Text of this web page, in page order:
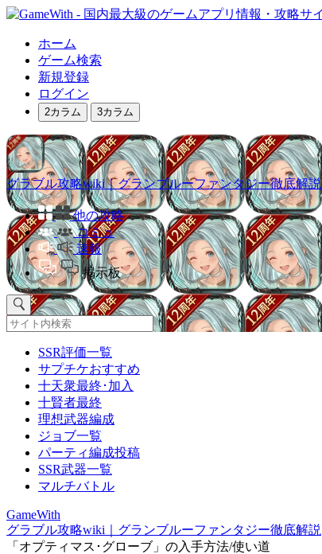
ホーム
ゲーム検索
新規登録
ログイン
2カラム 3カラム
グラブル攻略wiki｜グランブルーファンタジー徹底解説
他の攻略
コミュ
速報
掲示板
SSR評価一覧
サプチケおすすめ
十天衆最終･加入
十賢者最終
理想武器編成
ジョブ一覧
パーティ編成投稿
SSR武器一覧
マルチバトル
GameWith
グラブル攻略wiki｜グランブルーファンタジー徹底解説
「オプティマス･グローブ」の入手方法/使い道